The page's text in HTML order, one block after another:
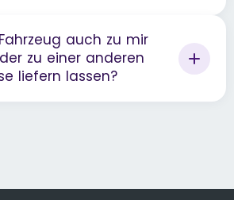
auch zu mir
zu einer anderen
liefern lassen?